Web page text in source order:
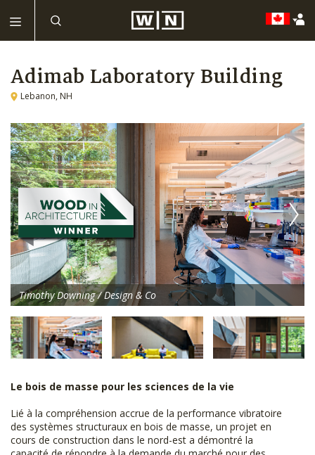
Adimab Laboratory Building
Lebanon, NH
Timothy Downing / Design & Co
Le bois de masse pour les sciences de la vie
Lié à la compréhension accrue de la performance vibratoire
des systèmes structuraux en bois de masse, un projet en
cours de construction dans le nord-est a démontré la